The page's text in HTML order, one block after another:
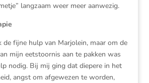
langzaam weer meer aanwezig.
de fijne hulp van Marjolein, maar om de
mijn eetstoornis aan te pakken was
nodig. Bij mij ging dat diepere in het
angst om afgewezen te worden,